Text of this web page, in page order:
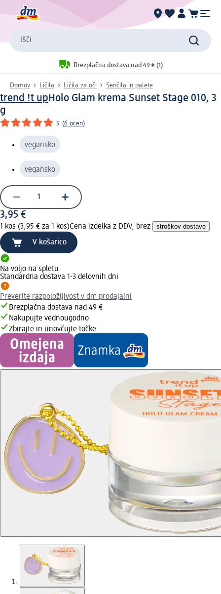
Išči
Brezplačna dostava nad 49 € (1)
Domov Ličila Ličila za oči Senčila in palete
trend !t up Holo Glam krema Sunset Stage 010, 3
g
5 (6 ocen)
vegansko
vegansko
3,95 €
1 kos (3,95 € za 1 kos)Cena izdelka z DDV, brez stroškov dostave
V košarico
Na voljo na spletu
Standardna dostava 1-3 delovnih dni
Preverite razpoložljivost v dm prodajalni
Brezplačna dostava nad 49 €
Nakupujte vednougodno
Zbirajte in unovčujte točke